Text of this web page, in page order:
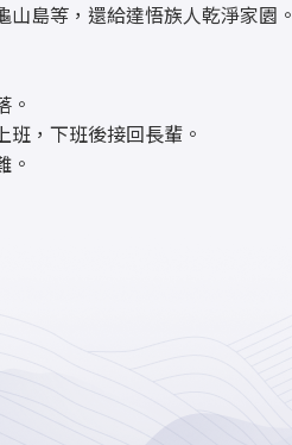
島等，還給達悟族人乾淨家園。
。
，下班後接回長輩。
。